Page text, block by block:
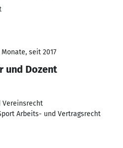
seit 2017
und Dozent
Vereinsrecht
Arbeits- und Vertragsrecht